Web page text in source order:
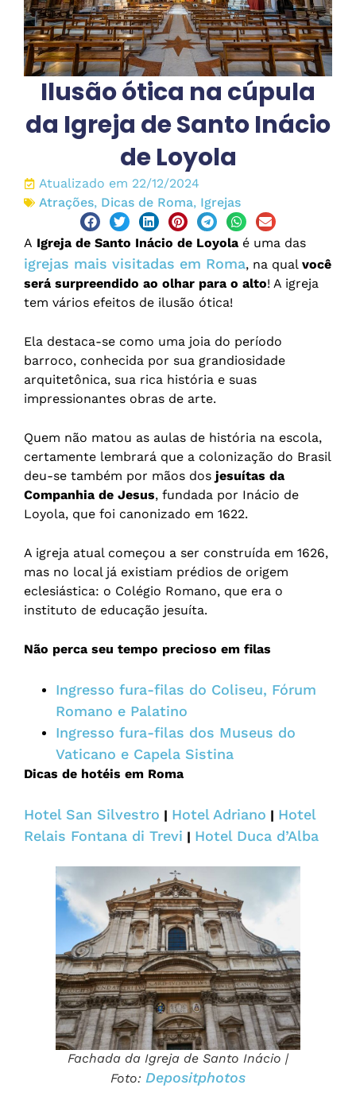
Ilusão ótica na cúpula
da Igreja de Santo Inácio
de Loyola
Atualizado em 22/12/2024
Atrações, Dicas de Roma, Igrejas
A Igreja de Santo Inácio de Loyola é uma das
igrejas mais visitadas em Roma, na qual você
será surpreendido ao olhar para o alto! A igreja
tem vários efeitos de ilusão ótica!
Ela destaca-se como uma joia do período
barroco, conhecida por sua grandiosidade
arquitetônica, sua rica história e suas
impressionantes obras de arte.
Quem não matou as aulas de história na escola,
certamente lembrará que a colonização do Brasil
deu-se também por mãos dos jesuítas da
Companhia de Jesus, fundada por Inácio de
Loyola, que foi canonizado em 1622.
A igreja atual começou a ser construída em 1626,
mas no local já existiam prédios de origem
eclesiástica: o Colégio Romano, que era o
instituto de educação jesuíta.
Não perca seu tempo precioso em filas
Ingresso fura-filas do Coliseu, Fórum
Romano e Palatino
Ingresso fura-filas dos Museus do
Vaticano e Capela Sistina
Dicas de hotéis em Roma
Hotel San Silvestro | Hotel Adriano | Hotel
Relais Fontana di Trevi | Hotel Duca d’Alba
Fachada da Igreja de Santo Inácio |
Foto: Depositphotos